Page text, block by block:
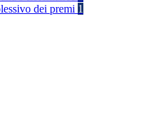
dei premi 1